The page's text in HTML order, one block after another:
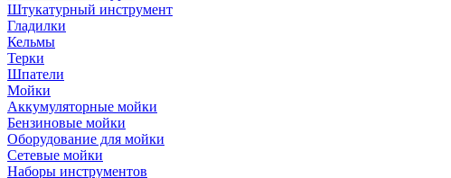
Штукатурный инструмент
Гладилки
Кельмы
Терки
Шпатели
Мойки
Аккумуляторные мойки
Бензиновые мойки
Оборудование для мойки
Сетевые мойки
Наборы инструментов